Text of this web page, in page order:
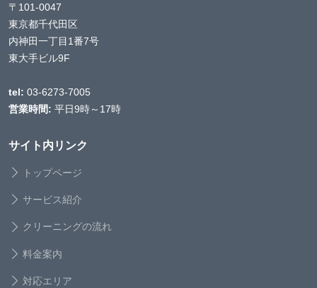
〒101-0047
東京都千代田区
内神田一丁目1番7号
東大手ビル9F
tel: 03-6273-7005
営業時間: 平日9時～17時
サイト内リンク
トップページ
サービス紹介
クリーニングの流れ
料金案内
対応エリア